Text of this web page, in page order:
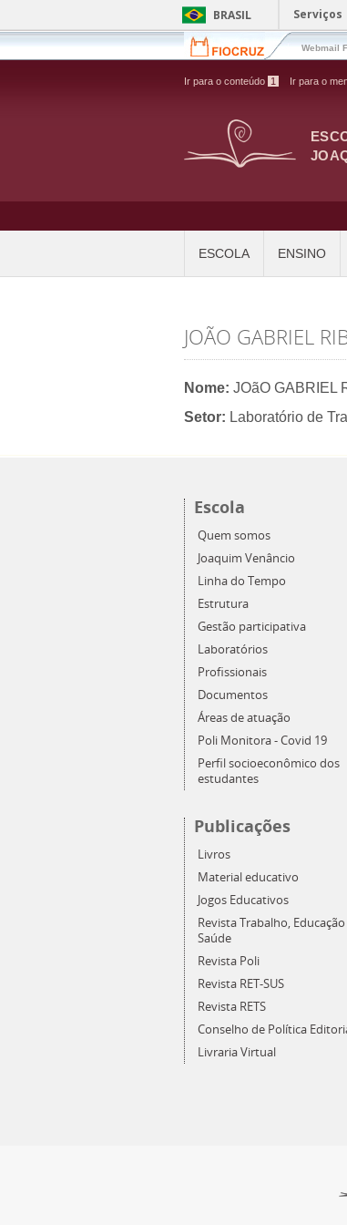
Pular para o conteúdo principal BRASIL Serviços
Webmail
Ir para o conteúdo 1 Ir para o
ESCOLA ENSINO
JOÃO GABRIEL
Nome: JOãO GABRIEL
Setor: Laboratório de
Escola
Quem somos
Joaquim Venâncio
Linha do Tempo
Estrutura
Gestão participativa
Laboratórios
Profissionais
Documentos
Áreas de atuação
Poli Monitora - Covid 19
Perfil socioeconômico dos
estudantes
Publicações
Livros
Material educativo
Jogos Educativos
Revista Trabalho,
Saúde
Revista Poli
Revista RET-SUS
Revista RETS
Conselho de Política
Livraria Virtual